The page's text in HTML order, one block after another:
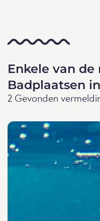
Enkele van de
Badplaatsen
2 Gevonden